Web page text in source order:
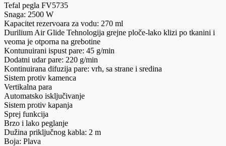
Tefal pegla FV5735
Snaga: 2500 W
Kapacitet rezervoara za vodu: 270 ml
Durilium Air Glide Tehnologija grejne ploče-lako klizi po tkanini i
veoma je otporna na grebotine
Kontunuirani ispust pare: 45 g/min
Dodatni udar pare: 220 g/min
Kontinuirana difuzija pare: vrh, sa strane i sredina
Sistem protiv kamenca
Vertikalna para
Automatsko isključivanje
Sistem protiv kapanja
Sprej funkcija
Brzo i lako peglanje
Dužina priključnog kabla: 2 m
Boja: Plava